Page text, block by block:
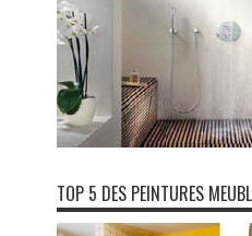
TOP 5 DES PEINTURES